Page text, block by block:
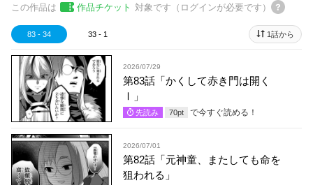
この作品は 作品チケット 対象です（ログインが必要です）
83 - 34 33 - 1 1話から
2026/07/29
第83話「かくして赤き門は開く
Ⅰ」
先読み 70pt で今すぐ読める！
2026/07/01
第82話「元神童、またしても命を
狙われる」